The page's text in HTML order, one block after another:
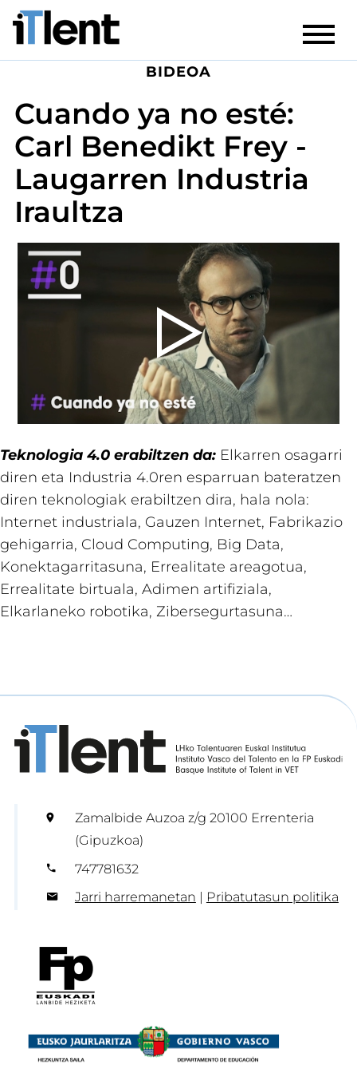
BIDEOA
Cuando ya no esté:
Carl Benedikt Frey -
Laugarren Industria
Iraultza
Teknologia 4.0 erabiltzen da: Elkarren osagarri
diren eta Industria 4.0ren esparruan bateratzen
diren teknologiak erabiltzen dira, hala nola:
Internet industriala, Gauzen Internet, Fabrikazio
gehigarria, Cloud Computing, Big Data,
Konektagarritasuna, Errealitate areagotua,
Errealitate birtuala, Adimen artifiziala,
Elkarlaneko robotika, Zibersegurtasuna…
Zamalbide Auzoa z/g 20100 Errenteria
(Gipuzkoa)
747781632
Jarri harremanetan | Pribatutasun politika